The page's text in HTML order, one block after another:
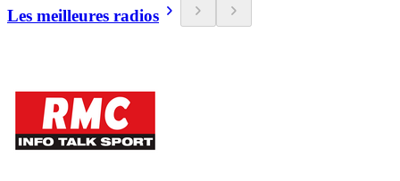
Les meilleures radios